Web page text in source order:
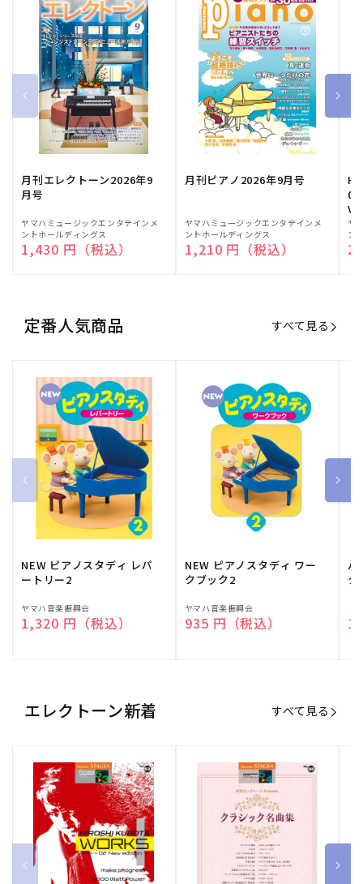
月刊エレクトーン2026年9
月号
販
売
元:
ヤマハミュージックエンタテインメ
ントホールディングス
通常価格
1,430 円（税込）
月刊ピアノ2026年9月号
販
売
元:
ヤマハミュージックエンタテインメ
ントホールディングス
通常価格
1,210 円（税込）
販
売
元:
ヤ
ン
定番人気商品 すべて見る
NEW ピアノスタディ レパ
ートリー2
販
売
ヤマハ音楽振興会
通常価格
1,320 円（税込）
NEW ピアノスタディ ワー
クブック2
販
売
ヤマハ音楽振興会
通常価格
935 円（税込）
バ
ク
売
エレクトーン新着 すべて見る